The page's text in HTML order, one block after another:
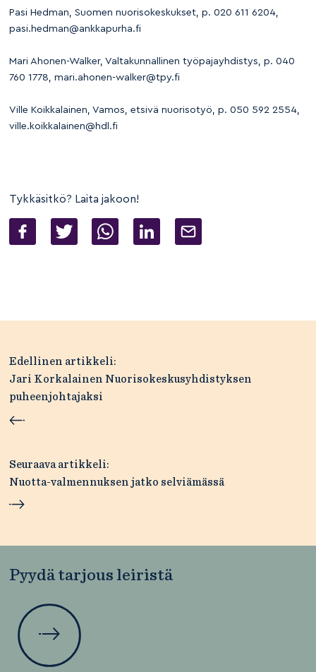
Pasi Hedman, Suomen nuorisokeskukset, p. 020 611 6204,
pasi.hedman@ankkapurha.fi
Mari Ahonen-Walker, Valtakunnallinen työpajayhdistys, p. 040
760 1778, mari.ahonen-walker@tpy.fi
Ville Koikkalainen, Vamos, etsivä nuorisotyö, p. 050 592 2554,
ville.koikkalainen@hdl.fi
Tykkäsitkö? Laita jakoon!
Artikkelien
selaus
Edellinen artikkeli:
Jari Korkalainen Nuorisokeskusyhdistyksen
puheenjohtajaksi
Seuraava artikkeli:
Nuotta-valmennuksen jatko selviämässä
Pyydä tarjous leiristä